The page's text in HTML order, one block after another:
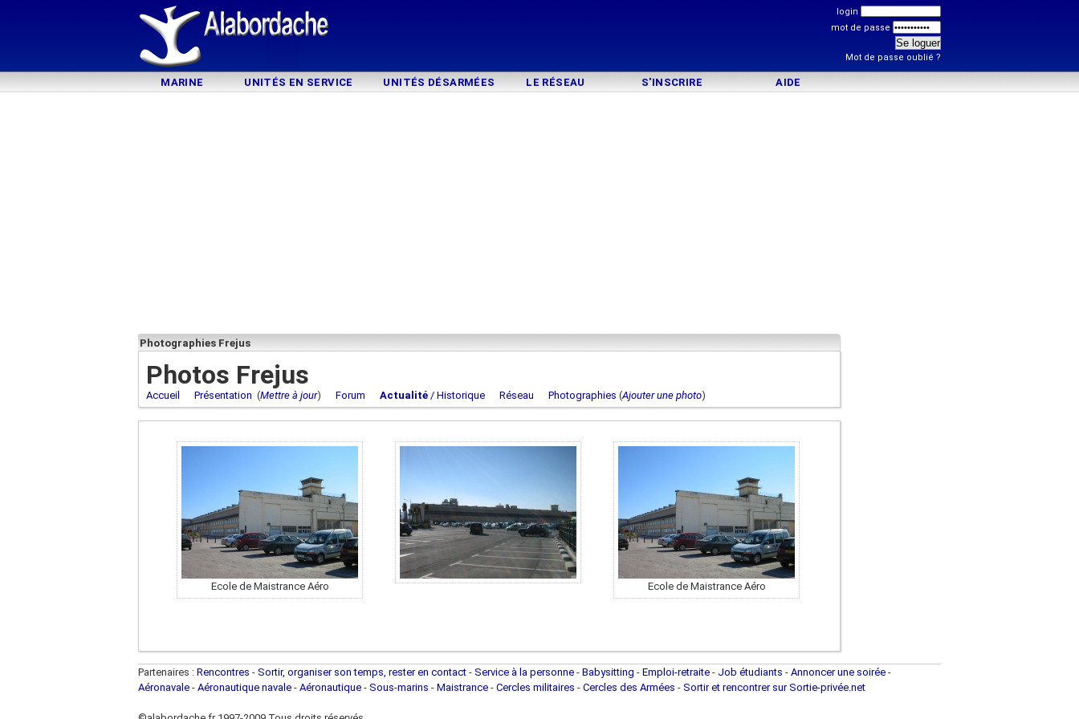
login
mot de passe
Mot de passe oublié ?
MARINE UNITÉS EN SERVICE UNITÉS DÉSARMÉES LE RÉSEAU S'INSCRIRE AIDE
Photographies Frejus
Photos Frejus
Accueil Présentation (Mettre à jour) Forum Actualité / Historique Réseau Photographies (Ajouter une photo)
Ecole de Maistrance Aéro Ecole de Maistrance Aéro
Partenaires : Rencontres - Sortir, organiser son temps, rester en contact - Service à la personne - Babysitting - Emploi-retraite - Job étudiants - Annoncer une soirée -
Aéronavale - Aéronautique navale - Aéronautique - Sous-marins - Maistrance - Cercles militaires - Cercles des Armées - Sortir et rencontrer sur Sortie-privée.net